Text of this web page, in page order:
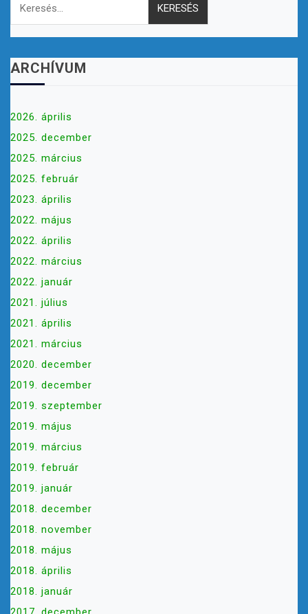
ARCHÍVUM
2026. április
2025. december
2025. március
2025. február
2023. április
2022. május
2022. április
2022. március
2022. január
2021. július
2021. április
2021. március
2020. december
2019. december
2019. szeptember
2019. május
2019. március
2019. február
2019. január
2018. december
2018. november
2018. május
2018. április
2018. január